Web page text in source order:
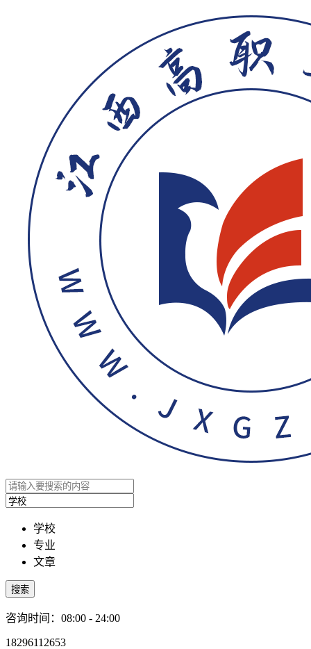
学校
专业
文章
搜索
咨询时间：08:00 - 24:00
18296112653